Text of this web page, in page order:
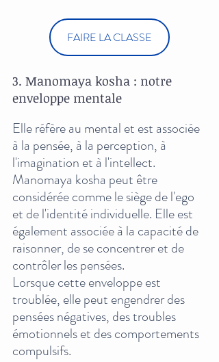
FAIRE LA CLASSE
3. Manomaya kosha : notre
enveloppe mentale
Elle réfère au mental et est associée
à la pensée, à la perception, à
l'imagination et à l'intellect.
Manomaya kosha peut être
considérée comme le siège de l'ego
et de l'identité individuelle. Elle est
également associée à la capacité de
raisonner, de se concentrer et de
contrôler les pensées.
Lorsque cette enveloppe est
troublée, elle peut engendrer des
pensées négatives, des troubles
émotionnels et des comportements
compulsifs.